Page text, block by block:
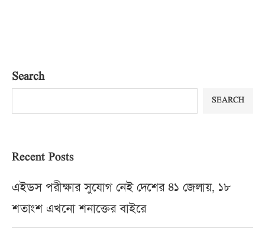
Search
SEARCH
Recent Posts
এইডস পরীক্ষার সুযোগ নেই দেশের ৪১ জেলায়, ১৮
শতাংশ এখনো শনাক্তের বাইরে